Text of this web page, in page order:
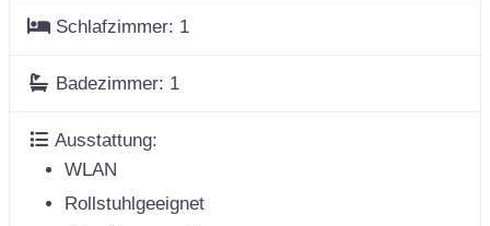
Schlafzimmer: 1
Badezimmer: 1
Ausstattung:
WLAN
Rollstuhlgeeignet